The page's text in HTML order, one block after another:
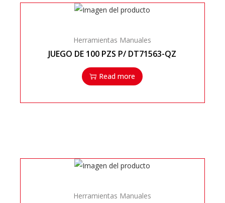
Herramientas Manuales
JUEGO DE 100 PZS P/ DT71563-QZ
Read more
Herramientas Manuales